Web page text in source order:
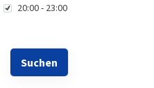
20:00 - 23:00